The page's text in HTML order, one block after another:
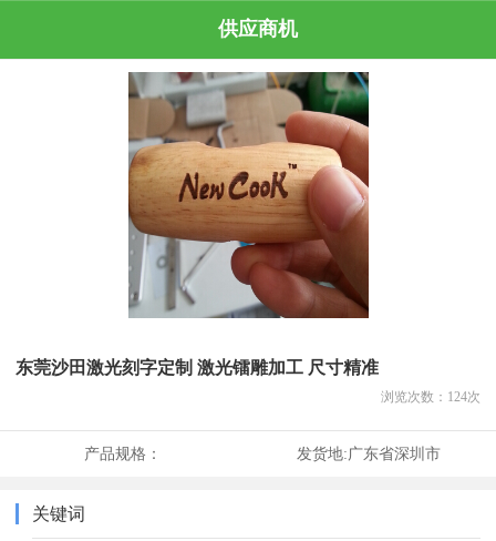
供应商机
东莞沙田激光刻字定制 激光镭雕加工 尺寸精准
浏览次数： 124次
产品规格： 发货地:广东省深圳市
关键词